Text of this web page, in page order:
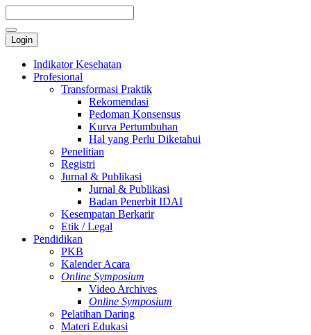
Login
Indikator Kesehatan
Profesional
Transformasi Praktik
Rekomendasi
Pedoman Konsensus
Kurva Pertumbuhan
Hal yang Perlu Diketahui
Penelitian
Registri
Jurnal & Publikasi
Jurnal & Publikasi
Badan Penerbit IDAI
Kesempatan Berkarir
Etik / Legal
Pendidikan
PKB
Kalender Acara
Online Symposium
Video Archives
Online Symposium
Pelatihan Daring
Materi Edukasi